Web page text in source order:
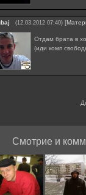
(12.03.2012 07:40) [
Отдам брата в
(иди комп
Смотрие и